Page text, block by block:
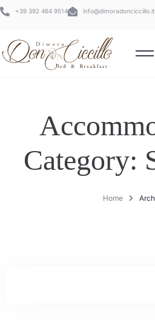
+39 392 464 9514 info@dimoradonciccillo.it
Category:
Home